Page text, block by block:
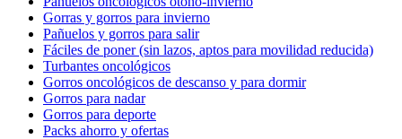
Gorras y gorros para invierno
Pañuelos y gorros para salir
Fáciles de poner (sin lazos, aptos para movilidad reducida)
Turbantes oncológicos
Gorros oncológicos de descanso y para dormir
Gorros para nadar
Gorros para deporte
Packs ahorro y ofertas